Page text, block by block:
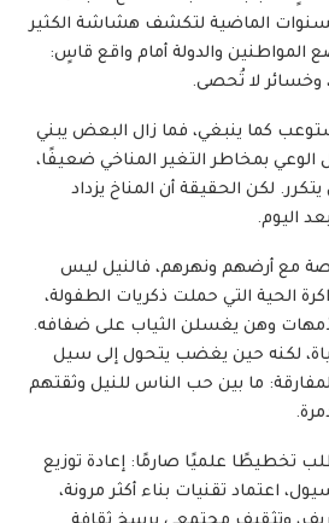
الماضية لتكشف هشاشة الكثير
المواطنين والدولة أمام واقع قاسٍ:
وخسائر لا تُحصى.
كما ينبغي، فما زال البعض يبني
الوعي بمخاطر التغير المناخي ضعيفًا،
لكن الحقيقة أن المناخ يزداد
اليوم.
مع أرضهم ونهرهم، فالنيل ليس
الحية التي حملت ذكريات الطفولة،
وهن يغسلن الثياب على ضفافه.
لكنه حين يغضب يتحول إلى سيل
ما بين حب الناس للنيل وثقتهم
تخطيطًا علميًا صارمًا: إعادة توزيع
اعتماد تقنيات بناء أكثر مرونة،